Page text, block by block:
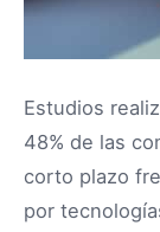
Estudios
48% de las
corto plazo
por